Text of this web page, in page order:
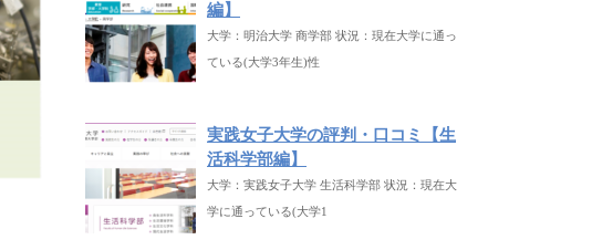
編】
大学：明治大学 商学部 状況：現在大学に通っ
ている(大学3年生)性
実践女子大学の評判・口コミ【生
活科学部編】
大学：実践女子大学 生活科学部 状況：現在大
学に通っている(大学1